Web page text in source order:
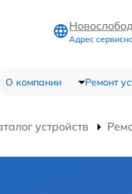
Адрес
О компании Ремонт
устройств